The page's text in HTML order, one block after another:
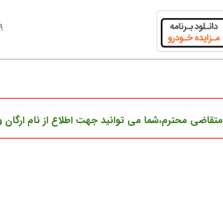
متقاضی محترم،شما می توانید جهت اطلاع از نام